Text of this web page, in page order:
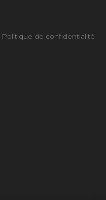
Politique de confidentialité